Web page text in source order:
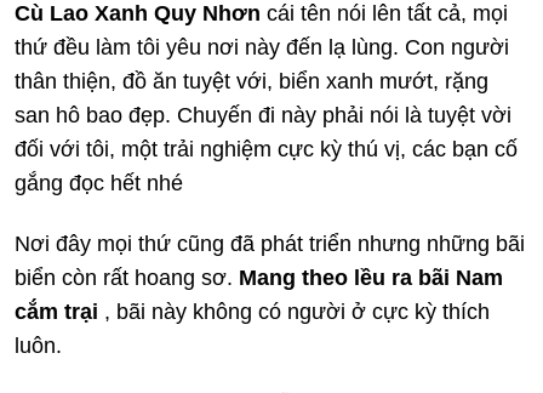
Cù Lao Xanh Quy Nhơn cái tên nói lên tất cả, mọi
thứ đều làm tôi yêu nơi này đến lạ lùng. Con người
thân thiện, đồ ăn tuyệt với, biển xanh mướt, rặng
san hô bao đẹp. Chuyến đi này phải nói là tuyệt vời
đối với tôi, một trải nghiệm cực kỳ thú vị, các bạn cố
gắng đọc hết nhé
Nơi đây mọi thứ cũng đã phát triển nhưng những bãi
biển còn rất hoang sơ. Mang theo lều ra bãi Nam
cắm trại , bãi này không có người ở cực kỳ thích
luôn.